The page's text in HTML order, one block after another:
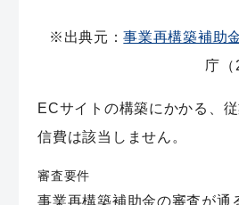
※出典元：事業再構築補助
庁（
ECサイトの構築にかかる、
信費は該当しません。
審査要件
事業再構築補助金の審査が通